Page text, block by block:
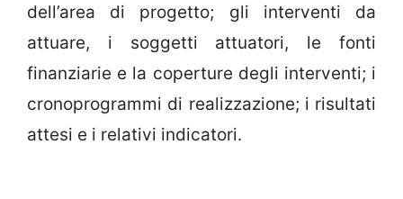
dell’area di progetto; gli interventi da
attuare, i soggetti attuatori, le fonti
finanziarie e la coperture degli interventi; i
cronoprogrammi di realizzazione; i risultati
attesi e i relativi indicatori.